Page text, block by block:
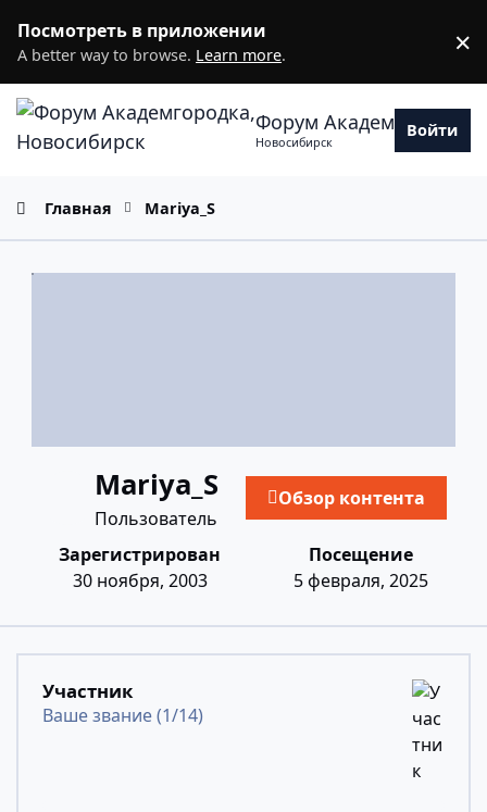
Посмотреть в приложении
A better way to browse. Learn more. ×
Форум Академгородка
Новосибирск
Войти
Главная Mariya_S
Mariya_S
Пользователь
Зарегистрирован
30 ноября, 2003
Посещение
5 февраля, 2025
Обзор контента
Участник
Ваше звание (1/14)